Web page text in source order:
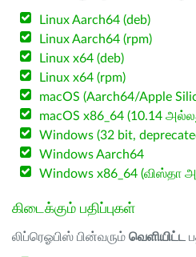
Linux Aarch64 (deb)
Linux Aarch64 (rpm)
Linux x64 (deb)
Linux x64 (rpm)
macOS (Aarch64/Apple
macOS x86_64 (10.14
Windows (32 bit,
Windows Aarch64
Windows x86_64 (விஸ்தா
கிடைக்கும் பதிப்புகள்
லிப்ரெஓபிஸ் பின்வரும் வெளியிட்ட